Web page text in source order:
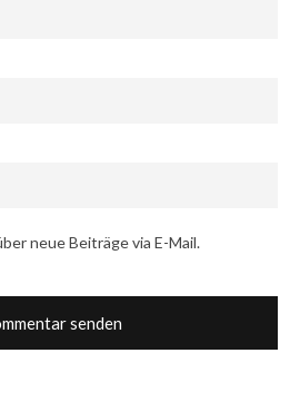
neue Beiträge via E-Mail.